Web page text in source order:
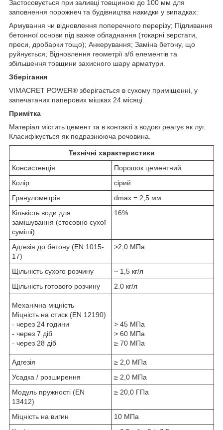
Застосовується при заливці товщиною до 100 мм для
заповнення порожнеч та будівництва накидки у випадках:
Армування чи відновлення поперечного перерізу; Підливання
бетонної основи під важке обладнання (токарні верстати,
преси, дробарки тощо); Анкерування; Заміна бетону, що
руйнується; Відновлення геометрії з/б елементів та
збільшення товщини захисного шару арматури.
Зберігання
VIMACRET POWER® зберігається в сухому приміщенні, у
запечатаних паперових мішках 24 місяці.
Примітка
Матеріал містить цемент та в контакті з водою реагує як луг.
Класифікується як подразнююча речовина.
Технічні характеристики
Консистенція
Порошок цементний
Колір
сірий
Гранулометрія
dmax = 2,5 мм
Кількість води для
замішування (стосовно сухої
суміші)
16%
Адгезія до бетону (ΕΝ 1015-
17)
>2,0 MПa
Щільність сухого розчину
~ 1,5 кг/л
Щільність готового розчину
2.0 кг/л
Механічна міцність
Міцність на стиск (ΕΝ 12190)
- через 24 години
- через 7 діб
- через 28 діб
> 45 МПа
> 60 МПа
≥ 70 МПа
Адгезія
≥ 2,0 МПа
Усадка / розширення
≥ 2,0 МПа
Модуль пружності (ΕΝ
13412)
≥ 20,0 ГПа
Міцність на вигин
10 МПа